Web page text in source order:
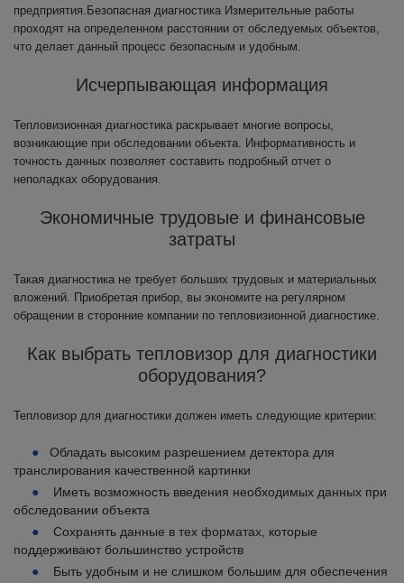
предприятия.Безопасная диагностика Измерительные работы
проходят на определенном расстоянии от обследуемых объектов,
что делает данный процесс безопасным и удобным.
Исчерпывающая информация
Тепловизионная диагностика раскрывает многие вопросы,
возникающие при обследовании объекта. Информативность и
точность данных позволяет составить подробный отчет о
неполадках оборудования.
Экономичные трудовые и финансовые
затраты
Такая диагностика не требует больших трудовых и материальных
вложений. Приобретая прибор, вы экономите на регулярном
обращении в сторонние компании по тепловизионной диагностике.
Как выбрать тепловизор для диагностики
оборудования?
Тепловизор для диагностики должен иметь следующие критерии:
Обладать высоким разрешением детектора для
транслирования качественной картинки
Иметь возможность введения необходимых данных при
обследовании объекта
Сохранять данные в тех форматах, которые
поддерживают большинство устройств
Быть удобным и не слишком большим для обеспечения